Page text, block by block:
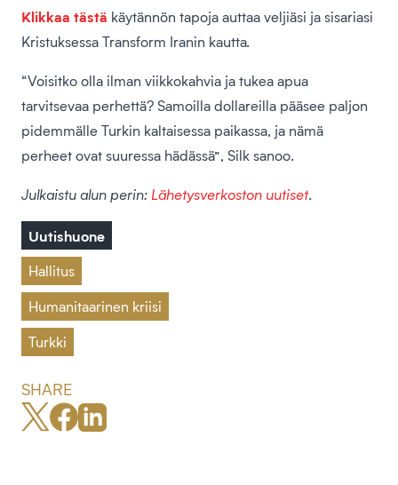
Klikkaa tästä käytännön tapoja auttaa veljiäsi ja sisariasi
Kristuksessa Transform Iranin kautta.
“Voisitko olla ilman viikkokahvia ja tukea apua
tarvitsevaa perhettä? Samoilla dollareilla pääsee paljon
pidemmälle Turkin kaltaisessa paikassa, ja nämä
perheet ovat suuressa hädässä”, Silk sanoo.
Julkaistu alun perin: Lähetysverkoston uutiset.
Uutishuone
Hallitus
Humanitaarinen kriisi
Turkki
SHARE